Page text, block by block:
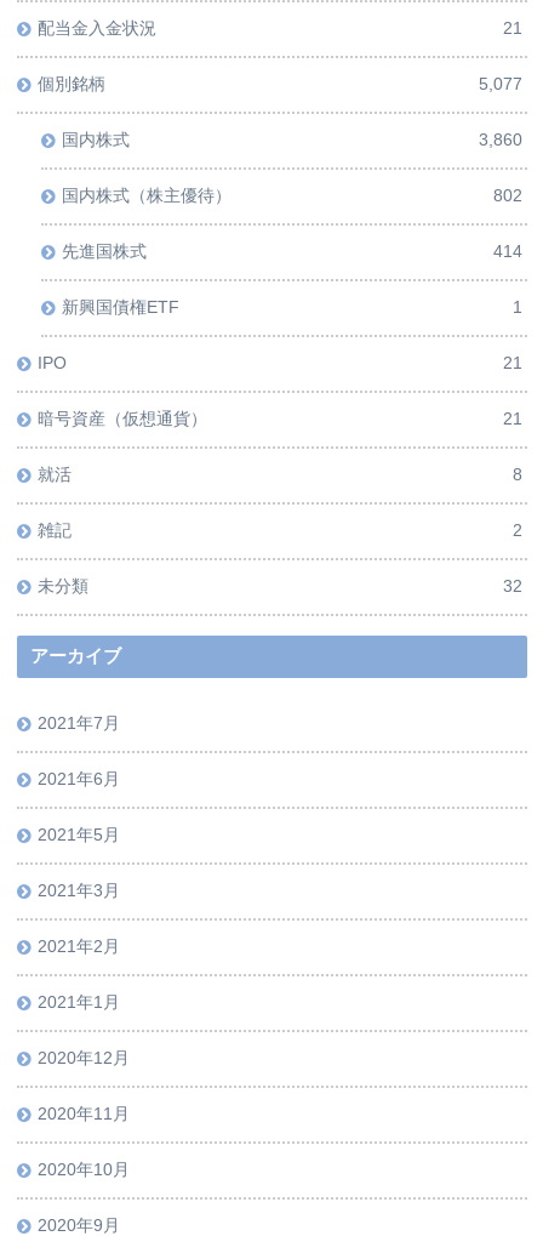
配当金入金状況 21
個別銘柄 5,077
国内株式 3,860
国内株式（株主優待） 802
先進国株式 414
新興国債権ETF 1
IPO 21
暗号資産（仮想通貨） 21
就活 8
雑記 2
未分類 32
アーカイブ
2021年7月
2021年6月
2021年5月
2021年3月
2021年2月
2021年1月
2020年12月
2020年11月
2020年10月
2020年9月